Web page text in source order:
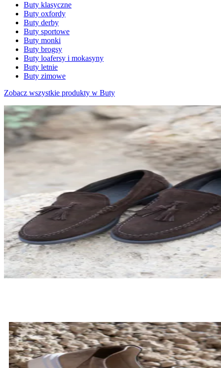
Buty klasyczne
Buty oxfordy
Buty derby
Buty sportowe
Buty monki
Buty brogsy
Buty loafersy i mokasyny
Buty letnie
Buty zimowe
Zobacz wszystkie produkty w Buty